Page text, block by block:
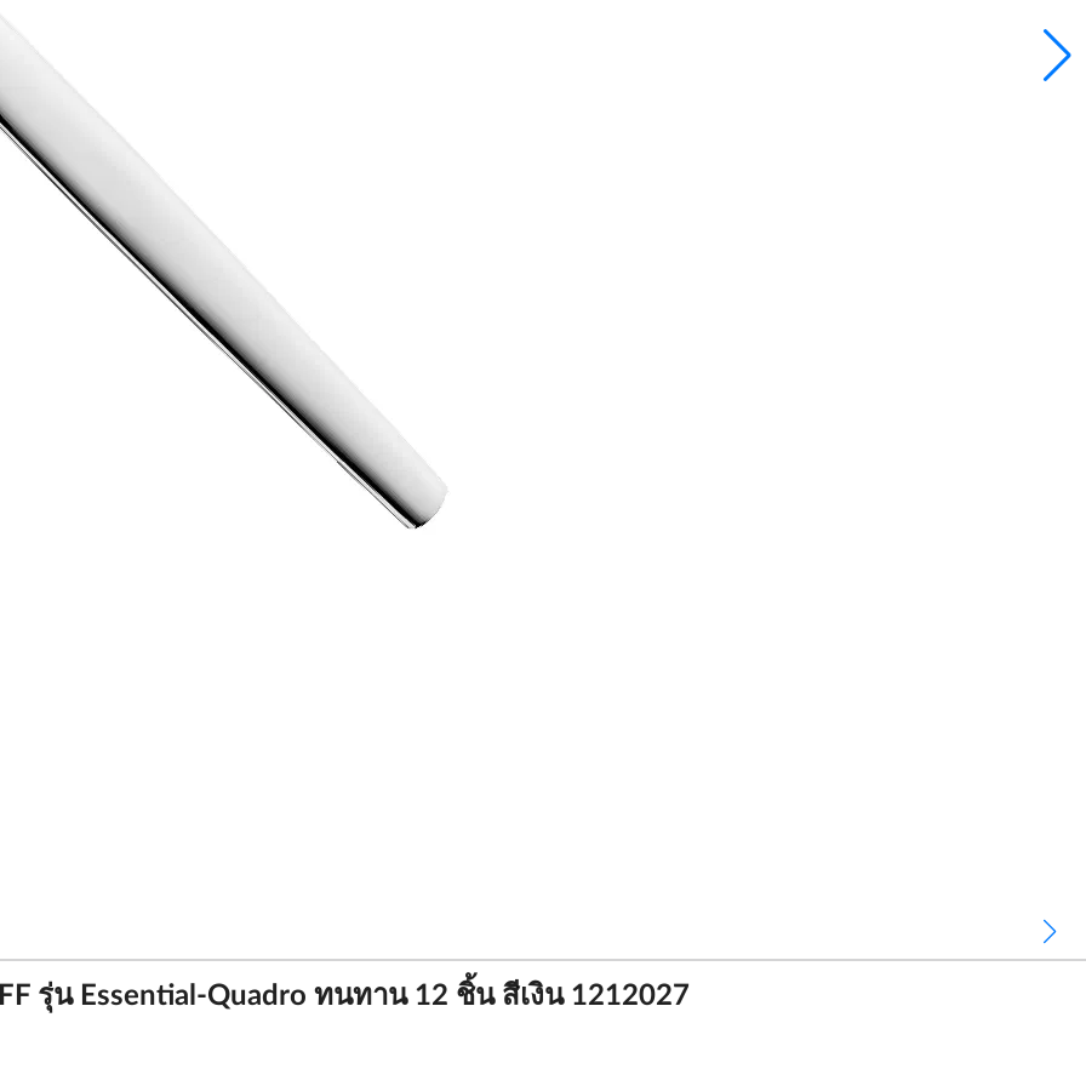
รุ่น Essential-Quadro ทนทาน 12 ชิ้น สีเงิน 1212027